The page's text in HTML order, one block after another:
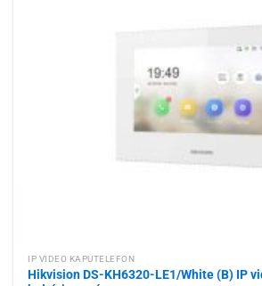
IP VIDEO KAPUTELEFON
Hikvision DS-KH6320-LE1/White (B) IP